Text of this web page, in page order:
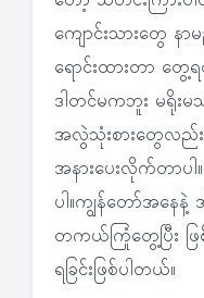
ကျောင်းသားတွေ
ရောင်းထားတာ တွ
ဒါတင်မကဘူး မရိုးမ
အလွဲသုံးစားတွေလည်း
အနားပေးလိုက်တာ
ပါ။ကျွန်တော်အနေနဲ့
တကယ်ကြုံတွေ့ပြီး ဖြ
ရခြင်းဖြစ်ပါတယ်။